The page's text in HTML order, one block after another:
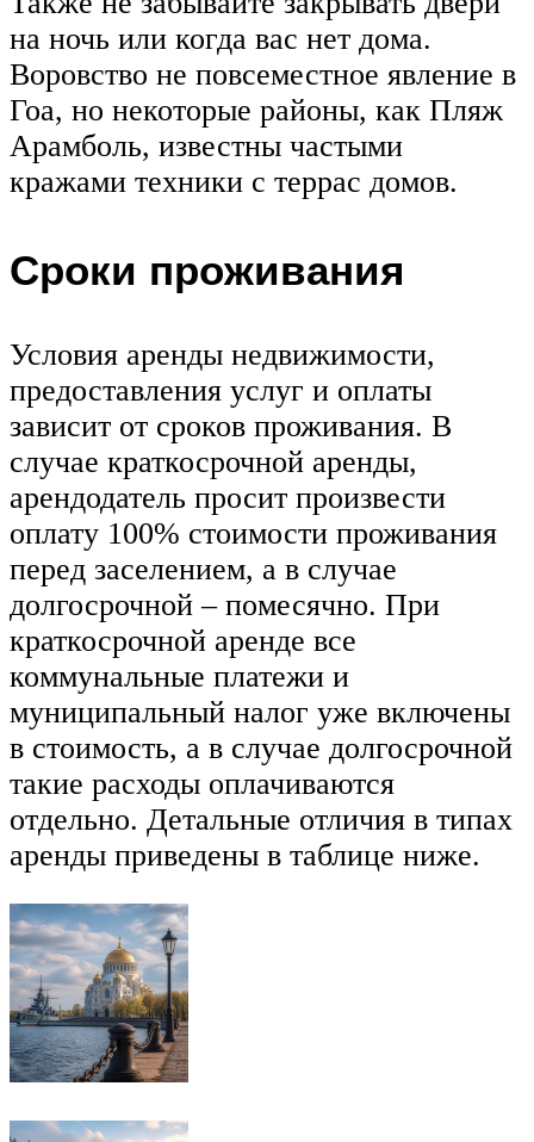
на ночь или когда вас нет дома.
Воровство не повсеместное явление в
Гоа, но некоторые районы, как Пляж
Арамболь, известны частыми
кражами техники с террас домов.
Сроки проживания
Условия аренды недвижимости,
предоставления услуг и оплаты
зависит от сроков проживания. В
случае краткосрочной аренды,
арендодатель просит произвести
оплату 100% стоимости проживания
перед заселением, а в случае
долгосрочной – помесячно. При
краткосрочной аренде все
коммунальные платежи и
муниципальный налог уже включены
в стоимость, а в случае долгосрочной
такие расходы оплачиваются
отдельно. Детальные отличия в типах
аренды приведены в таблице ниже.